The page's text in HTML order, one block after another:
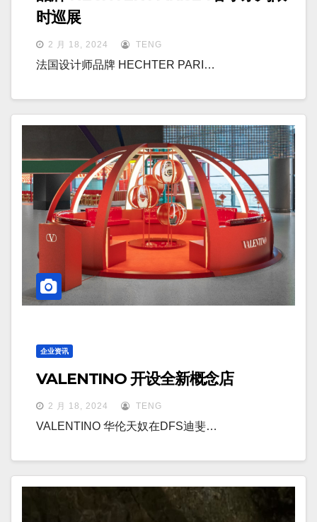
时巡展
2 月 18, 2024 TENG
法国设计师品牌 HECHTER PARI…
企业资讯
VALENTINO 开设全新概念店
2 月 18, 2024 TENG
VALENTINO 华伦天奴在DFS迪斐…